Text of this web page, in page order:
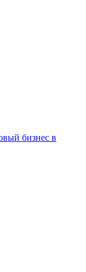
бизнес в